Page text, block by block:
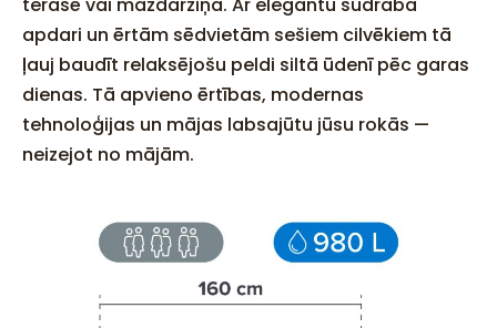
terasē vai mazdārziņā. Ar elegantu sudraba
apdari un ērtām sēdvietām sešiem cilvēkiem tā
ļauj baudīt relaksējošu peldi siltā ūdenī pēc garas
dienas. Tā apvieno ērtības, modernas
tehnoloģijas un mājas labsajūtu jūsu rokās —
neizejot no mājām.